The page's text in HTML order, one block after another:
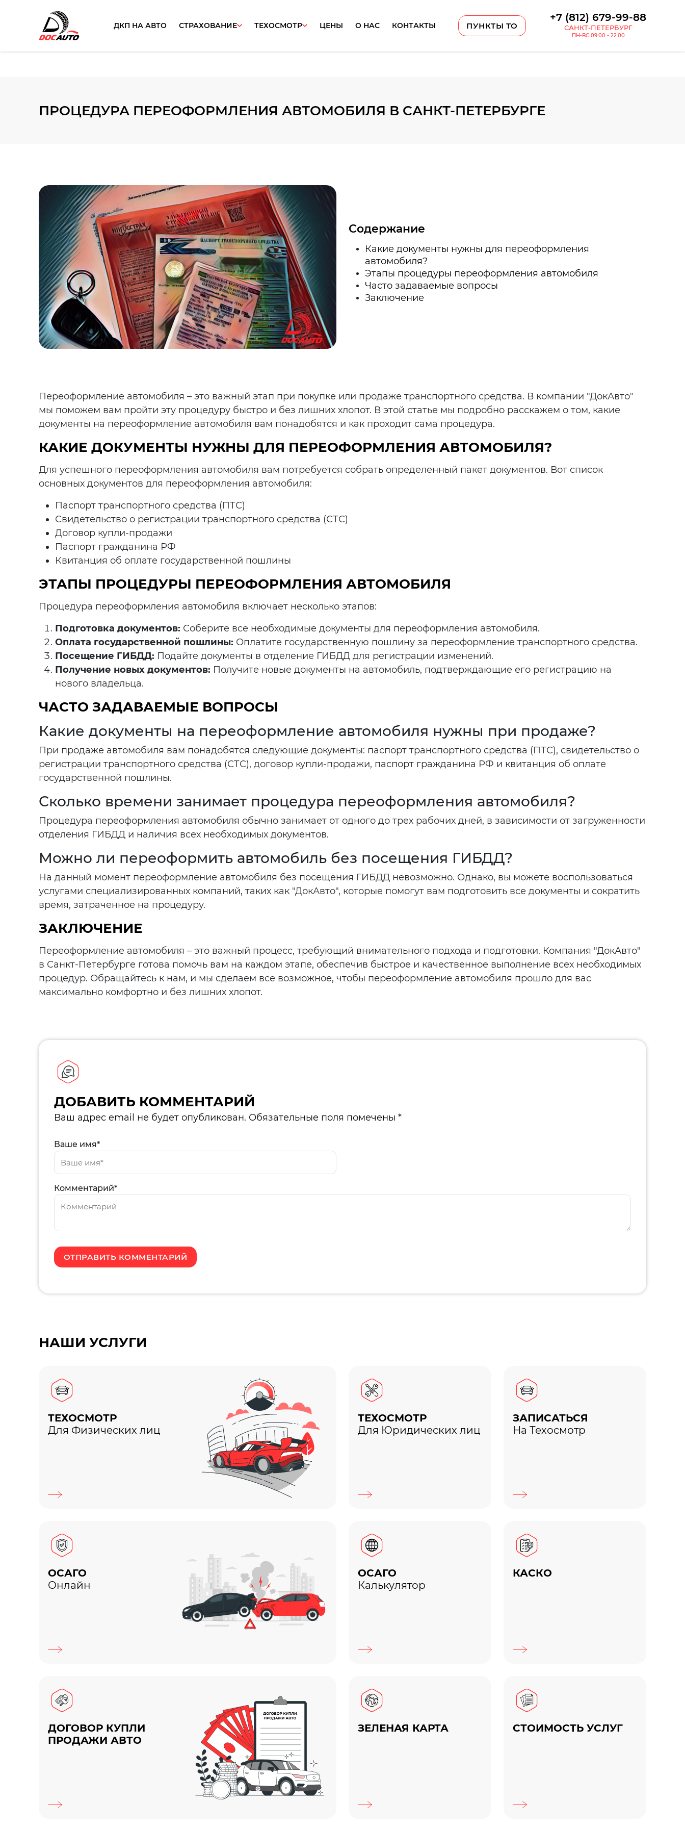
ДКП НА АВТО СТРАХОВАНИЕ ТЕХОСМОТР ЦЕНЫ О НАС КОНТАКТЫ ПУНКТЫ ТО
+7 (812) 679-99-88
САНКТ-ПЕТЕРБУРГ
ПН-ВС 09:00 - 22:00
ПРОЦЕДУРА ПЕРЕОФОРМЛЕНИЯ АВТОМОБИЛЯ В САНКТ-ПЕТЕРБУРГЕ
Содержание
Какие документы нужны для переоформления
автомобиля?
Этапы процедуры переоформления автомобиля
Часто задаваемые вопросы
Заключение
Переоформление автомобиля – это важный этап при покупке или продаже транспортного средства. В компании "ДокАвто"
мы поможем вам пройти эту процедуру быстро и без лишних хлопот. В этой статье мы подробно расскажем о том, какие
документы на переоформление автомобиля вам понадобятся и как проходит сама процедура.
КАКИЕ ДОКУМЕНТЫ НУЖНЫ ДЛЯ ПЕРЕОФОРМЛЕНИЯ АВТОМОБИЛЯ?
Для успешного переоформления автомобиля вам потребуется собрать определенный пакет документов. Вот список
основных документов для переоформления автомобиля:
Паспорт транспортного средства (ПТС)
Свидетельство о регистрации транспортного средства (СТС)
Договор купли-продажи
Паспорт гражданина РФ
Квитанция об оплате государственной пошлины
ЭТАПЫ ПРОЦЕДУРЫ ПЕРЕОФОРМЛЕНИЯ АВТОМОБИЛЯ
Процедура переоформления автомобиля включает несколько этапов:
Подготовка документов: Соберите все необходимые документы для переоформления автомобиля.
Оплата государственной пошлины: Оплатите государственную пошлину за переоформление транспортного средства.
Посещение ГИБДД: Подайте документы в отделение ГИБДД для регистрации изменений.
Получение новых документов: Получите новые документы на автомобиль, подтверждающие его регистрацию на
нового владельца.
ЧАСТО ЗАДАВАЕМЫЕ ВОПРОСЫ
Какие документы на переоформление автомобиля нужны при продаже?
При продаже автомобиля вам понадобятся следующие документы: паспорт транспортного средства (ПТС), свидетельство о
регистрации транспортного средства (СТС), договор купли-продажи, паспорт гражданина РФ и квитанция об оплате
государственной пошлины.
Сколько времени занимает процедура переоформления автомобиля?
Процедура переоформления автомобиля обычно занимает от одного до трех рабочих дней, в зависимости от загруженности
отделения ГИБДД и наличия всех необходимых документов.
Можно ли переоформить автомобиль без посещения ГИБДД?
На данный момент переоформление автомобиля без посещения ГИБДД невозможно. Однако, вы можете воспользоваться
услугами специализированных компаний, таких как "ДокАвто", которые помогут вам подготовить все документы и сократить
время, затраченное на процедуру.
ЗАКЛЮЧЕНИЕ
Переоформление автомобиля – это важный процесс, требующий внимательного подхода и подготовки. Компания "ДокАвто"
в Санкт-Петербурге готова помочь вам на каждом этапе, обеспечив быстрое и качественное выполнение всех необходимых
процедур. Обращайтесь к нам, и мы сделаем все возможное, чтобы переоформление автомобиля прошло для вас
максимально комфортно и без лишних хлопот.
ДОБАВИТЬ КОММЕНТАРИЙ
Ваш адрес email не будет опубликован. Обязательные поля помечены *
Комментарий*
Ваше имя*
НАШИ УСЛУГИ
ТЕХОСМОТР
Для Физических лиц
ТЕХОСМОТР
Для Юридических лиц
ЗАПИСАТЬСЯ
На Техосмотр
ОСАГО
Онлайн
ОСАГО
Калькулятор
КАСКО
ДОГОВОР КУПЛИ
ПРОДАЖИ АВТО
ЗЕЛЕНАЯ КАРТА СТОИМОСТЬ УСЛУГ